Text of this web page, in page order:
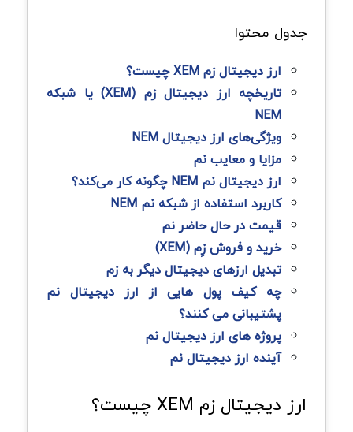
جدول محتوا
ارز دیجیتال زم XEM چیست؟
تاریخچه ارز دیجیتال زم (XEM) یا شبکه
NEM
ویژگی‌های ارز دیجیتال NEM
مزایا و معایب نم
ارز دیجیتال نم NEM چگونه کار می‌کند؟
کاربرد استفاده از شبکه نم NEM
قیمت در حال حاضر نم
خرید و فروش زِم (XEM)
تبدیل ارزهای دیجیتال دیگر به زم
چه کیف پول هایی از ارز دیجیتال نم
پشتیبانی می کنند؟
پروژه‌ های ارز دیجیتال نم
آینده ارز دیجیتال نم
ارز دیجیتال زم XEM چیست؟